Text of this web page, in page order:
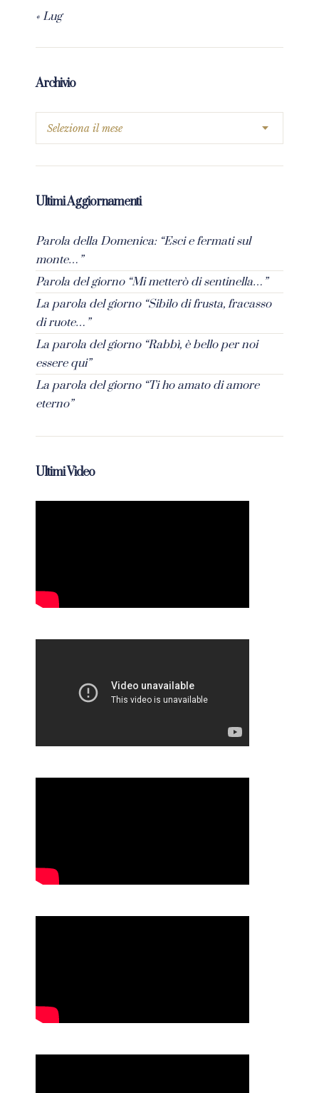
« Lug
Archivio
Ultimi Aggiornamenti
Parola della Domenica: “Esci e fermati sul
monte…”
Parola del giorno “Mi metterò di sentinella…”
La parola del giorno “Sibilo di frusta, fracasso
di ruote…”
La parola del giorno “Rabbì, è bello per noi
essere qui”
La parola del giorno “Ti ho amato di amore
eterno”
Ultimi Video